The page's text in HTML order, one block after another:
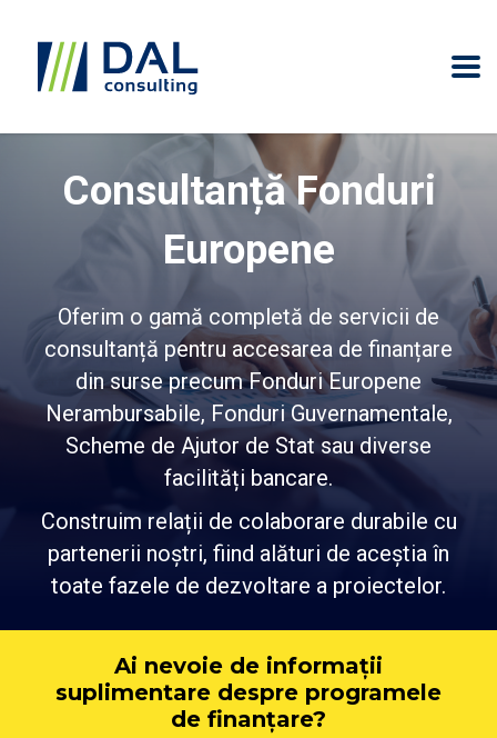
Consultanță Fonduri
Europene
Oferim o gamă completă de servicii de
consultanță pentru accesarea de finanțare
din surse precum Fonduri Europene
Nerambursabile, Fonduri Guvernamentale,
Scheme de Ajutor de Stat sau diverse
facilități bancare.
Construim relații de colaborare durabile cu
partenerii noștri, fiind alături de aceștia în
toate fazele de dezvoltare a proiectelor.
Ai nevoie de informații
suplimentare despre programele
de finanțare?